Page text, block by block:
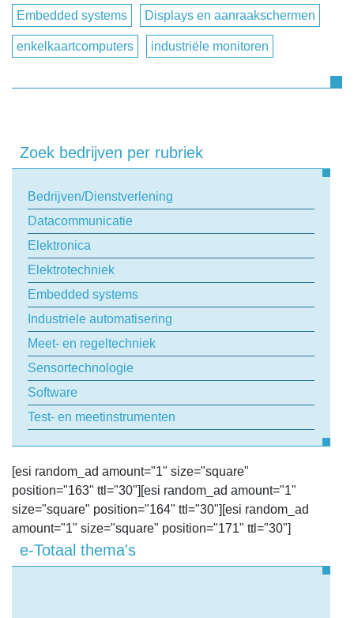
Telefoonnummer
Onderwerp
Uw vraag
Embedded systems Displays en aanraakschermen
enkelkaartcomputers industriële monitoren
Zoek bedrijven per rubriek
Bedrijven/Dienstverlening
Datacommunicatie
Elektronica
Elektrotechniek
Embedded systems
Industriele automatisering
Meet- en regeltechniek
Sensortechnologie
Software
Test- en meetinstrumenten
[esi random_ad amount="1" size="square"
position="163" ttl="30"][esi random_ad amount="1"
size="square" position="164" ttl="30"][esi random_ad
amount="1" size="square" position="171" ttl="30"]
e-Totaal thema's